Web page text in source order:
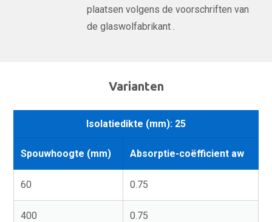
plaatsen volgens de voorschriften van
de glaswolfabrikant .
Varianten
Isolatiedikte (mm): 25
Spouwhoogte (mm) Absorptie-coëfficient aw
60 0.75
400 0.75